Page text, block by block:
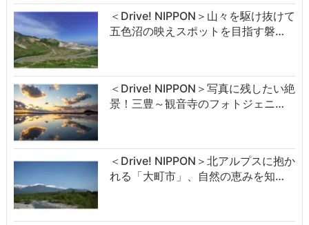
＜Drive! NIPPON＞山々を駆け抜けて
五色沼の映えスポットを目指す磐…
＜Drive! NIPPON＞写真に残したい絶
景！三豊～観音寺のフォトジェニ…
＜Drive! NIPPON＞北アルプスに抱か
れる「大町市」、自然の恵みを知…